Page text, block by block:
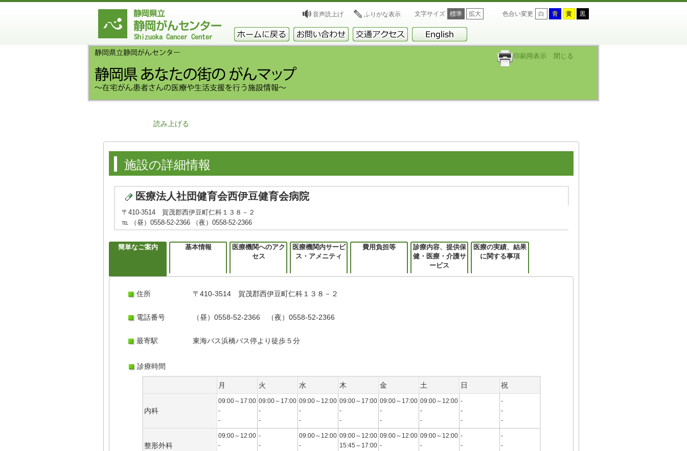
音声読上げ ふりがな表示 文字サイズ 標準 拡大 色合い変更 白 青 黄 黒
印刷用表示 閉じる
読み上げる
施設の詳細情報
医療法人社団健育会西伊豆健育会病院
〒410-3514 賀茂郡西伊豆町仁科１３８－２
℡ （昼）0558-52-2366 （夜）0558-52-2366
簡単なご案内 基本情報
医療機関へのアク
セス
医療機関内サービ
ス・アメニティ
費用負担等
診療内容、提供保
健・医療・介護サ
ービス
医療の実績、結果
に関する事項
住所 〒410-3514 賀茂郡西伊豆町仁科１３８－２
電話番号 （昼）0558-52-2366 （夜）0558-52-2366
最寄駅 東海バス浜橋バス停より徒歩５分
診療時間
月 火 水 木 金 土 日 祝
内科
09:00～17:00
-
-
09:00～17:00
-
-
09:00～12:00
-
-
09:00～17:00
-
-
09:00～17:00
-
-
09:00～12:00
-
-
-
-
-
-
-
-
整形外科
09:00～12:00
-
-
-
09:00～12:00
-
09:00～12:00
15:45～17:00
09:00～12:00
-
09:00～12:00
-
-
-
-
-